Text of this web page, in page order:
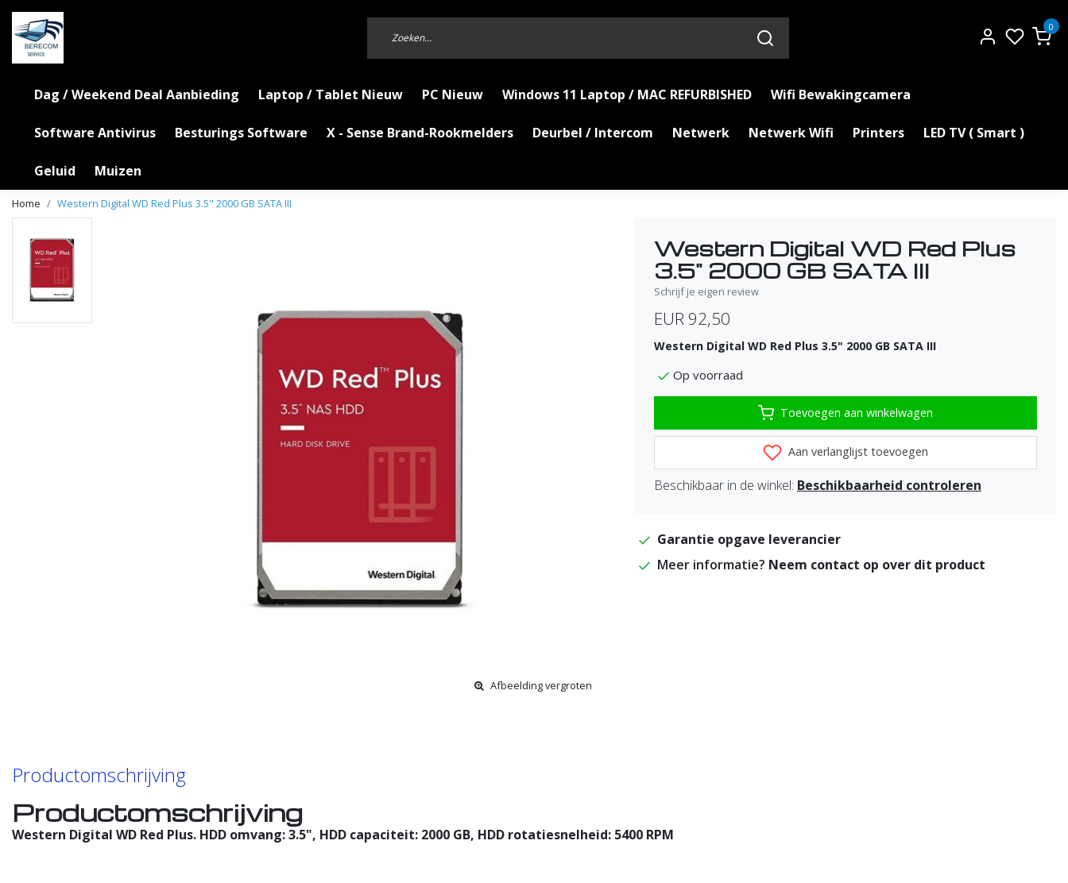
0
Dag / Weekend Deal Aanbieding Laptop / Tablet Nieuw PC Nieuw Windows 11 Laptop / MAC REFURBISHED Wifi Bewakingcamera
Software Antivirus Besturings Software X - Sense Brand-Rookmelders Deurbel / Intercom Netwerk Netwerk Wifi Printers LED TV ( Smart )
Geluid Muizen
Home Western Digital WD Red Plus 3.5" 2000 GB SATA III
Afbeelding vergroten
Western Digital WD Red Plus
3.5" 2000 GB SATA III
Schrijf je eigen review
EUR 92,50
Western Digital WD Red Plus 3.5" 2000 GB SATA III
Op voorraad
Toevoegen aan winkelwagen
Aan verlanglijst toevoegen
Beschikbaar in de winkel: Beschikbaarheid controleren
Garantie opgave leverancier
Meer informatie? Neem contact op over dit product
Productomschrijving
Productomschrijving
Western Digital WD Red Plus. HDD omvang: 3.5", HDD capaciteit: 2000 GB, HDD rotatiesnelheid: 5400 RPM